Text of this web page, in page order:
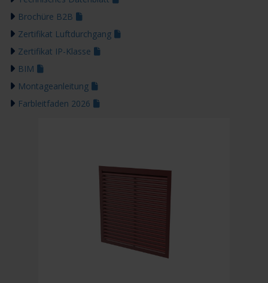
Brochüre B2B
Zertifikat Luftdurchgang
Zertifikat IP-Klasse
BIM
Montageanleitung
Farbleitfaden 2026